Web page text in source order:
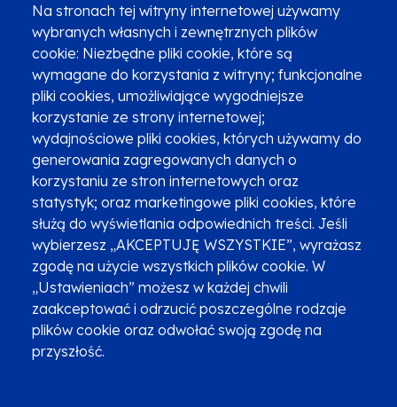
Na stronach tej witryny internetowej używamy
wybranych własnych i zewnętrznych plików
cookie: Niezbędne pliki cookie, które są
wymagane do korzystania z witryny; funkcjonalne
pliki cookies, umożliwiające wygodniejsze
korzystanie ze strony internetowej;
wydajnościowe pliki cookies, których używamy do
generowania zagregowanych danych o
korzystaniu ze stron internetowych oraz
statystyk; oraz marketingowe pliki cookies, które
służą do wyświetlania odpowiednich treści. Jeśli
wybierzesz „AKCEPTUJĘ WSZYSTKIE”, wyrażasz
zgodę na użycie wszystkich plików cookie. W
„Ustawieniach” możesz w każdej chwili
zaakceptować i odrzucić poszczególne rodzaje
plików cookie oraz odwołać swoją zgodę na
przyszłość.
Zgłoszenia podejrzenia niezgodności z KPP i KPON
Newsletter
Fundusze SMS-em
Najczęściej zadawane pytania
Promocja projektu
Zobacz inne programy
Poznaj Fundusze 2014-2020
Deklaracja dostępności
Polityka prywatności
Przetwarzanie danych osobowych
Zgłoś błąd Mapa strony